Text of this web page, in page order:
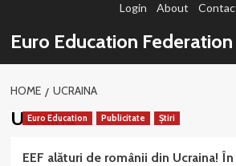
conținut
Login About
Euro Education Federation
HOME UCRAINA
Ucraina
Euro Education Publicitate Știri
EEF alături de românii din Ucraina!